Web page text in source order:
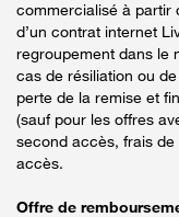
commercialisé à partir
d’un contrat internet
regroupement dans le
cas de résiliation ou
perte de la remise et
(sauf pour les offres
second accès, frais
accès.
Offre de